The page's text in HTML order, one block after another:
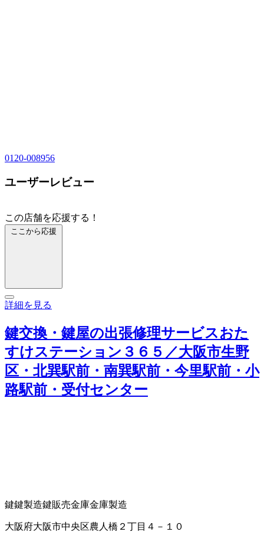
0120-008956
ユーザーレビュー
この店舗を応援する！
ここから応援
詳細を見る
鍵交換・鍵屋の出張修理サービスおた
すけステーション３６５／大阪市生野
区・北巽駅前・南巽駅前・今里駅前・小
路駅前・受付センター
鍵鍵製造鍵販売金庫金庫製造
大阪府大阪市中央区農人橋２丁目４－１０